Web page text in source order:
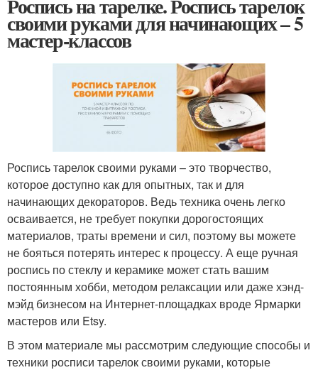
Роспись на тарелке. Роспись тарелок
своими руками для начинающих – 5
мастер-классов
Роспись тарелок своими руками – это творчество,
которое доступно как для опытных, так и для
начинающих декораторов. Ведь техника очень легко
осваивается, не требует покупки дорогостоящих
материалов, траты времени и сил, поэтому вы можете
не бояться потерять интерес к процессу. А еще ручная
роспись по стеклу и керамике может стать вашим
постоянным хобби, методом релаксации или даже хэнд-
мэйд бизнесом на Интернет-площадках вроде Ярмарки
мастеров или Etsy.
В этом материале мы рассмотрим следующие способы и
техники росписи тарелок своими руками, которые